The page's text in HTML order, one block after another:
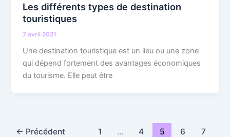
Les différents types de destination
touristiques
7 avril 2021
Une destination touristique est un lieu ou une zone
qui dépend fortement des avantages économiques
du tourisme. Elle peut être
← Précédent 1 … 4 5 6
7